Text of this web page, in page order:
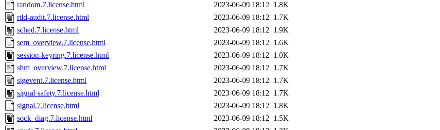
random.7.license.html
2023-06-09 18:12 1.8K
rtld-audit.7.license.html
2023-06-09 18:12 1.7K
sched.7.license.html
2023-06-09 18:12 1.9K
sem_overview.7.license.html
2023-06-09 18:12 1.6K
session-keyring.7.license.html
2023-06-09 18:12 1.0K
shm_overview.7.license.html
2023-06-09 18:12 1.7K
sigevent.7.license.html
2023-06-09 18:12 1.7K
signal-safety.7.license.html
2023-06-09 18:12 1.7K
signal.7.license.html
2023-06-09 18:12 1.8K
sock_diag.7.license.html
2023-06-09 18:12 1.5K